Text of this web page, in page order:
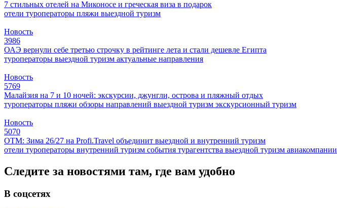
7 стильных отелей на Миконосе и греческая виза в подарок
отели туроператоры пляжи выездной туризм
Новость
3986
ОАЭ вернули себе третью строчку в рейтинге лета и стали дешевле Египта
туроператоры выездной туризм актуальные направления
Новость
5769
Малайзия на 7 и 10 ночей: экскурсии, джунгли, острова и пляжный отдых
туроператоры пляжи обзоры направлений выездной туризм экскурсионный туризм
Новость
5070
ОТМ: Зима 26/27 на Profi.Travel объединит выездной и внутренний туризм
отели туроператоры внутренний туризм события турагентства выездной туризм авиакомпании
Следите за новостями там, где вам удобно
В соцсетях